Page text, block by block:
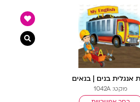
אנגלית בנים | בנאים
מקט: 1042A
צפייה